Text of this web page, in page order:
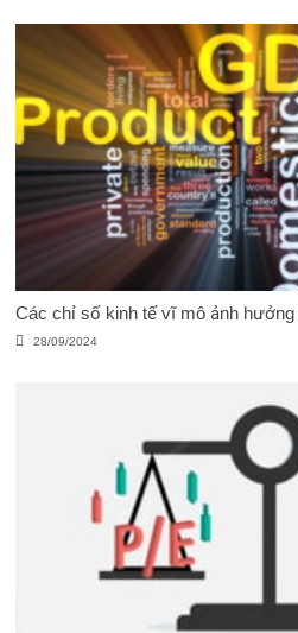
Các chỉ số kinh tế vĩ mô ảnh
28/09/2024